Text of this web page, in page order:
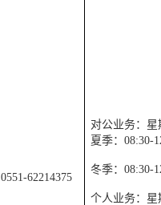
0551-62214375
对公业务：星
夏季：08:30-
冬季：08:30-
个人业务：星